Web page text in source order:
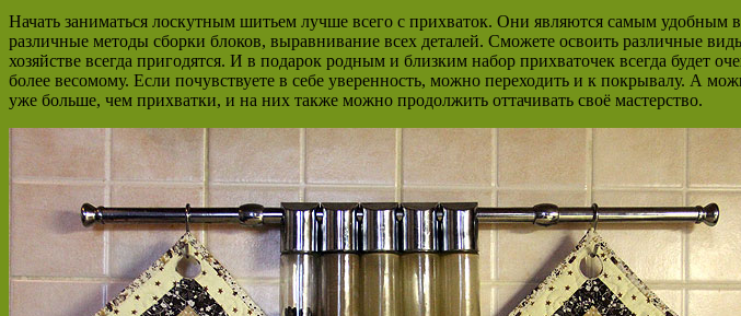
Начать заниматься лоскутным шитьем лучше всего с прихваток. Они являются самым
различные методы сборки блоков, выравнивание всех деталей. Сможете освоить различные
хозяйстве всегда пригодятся. И в подарок родным и близким набор прихваточек всегда будет
более весомому. Если почувствуете в себе уверенность, можно переходить и к покрывалу. А
уже больше, чем прихватки, и на них также можно продолжить оттачивать своё мастерство.